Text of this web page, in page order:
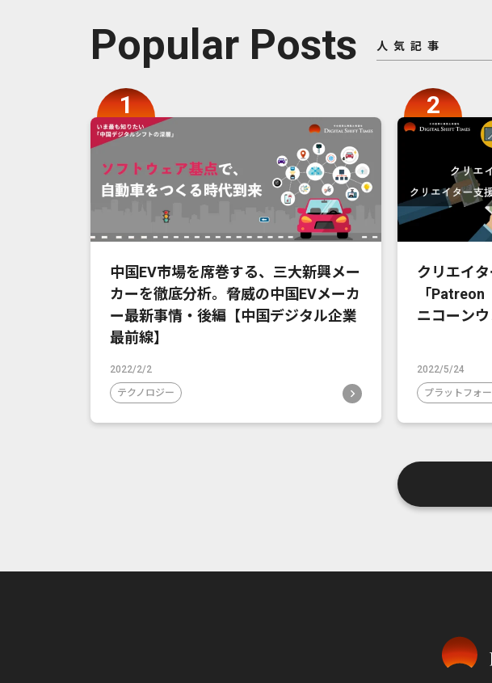
Popular Posts
人気記事
中国EV市場を席巻する、三大新興メー
カーを徹底分析。脅威の中国EVメーカ
ー最新事情・後編【中国デジタル企業
最前線】
2022/2/2
テクノロジー
クリエイ
「
ニコーン
2022/5/24
プラットフォ